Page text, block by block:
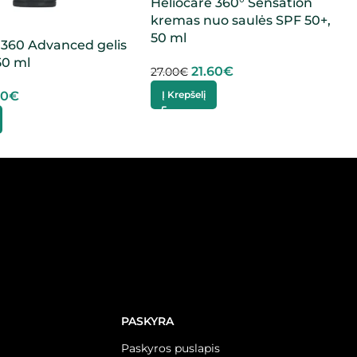
Advanced gelis
ml
€
Heliocare 360° Sensation
kremas nuo saulės SPF 50+,
50 ml
27.00€ 21.60€
Į Krepšelį
PASKYRA
Paskyros puslapis